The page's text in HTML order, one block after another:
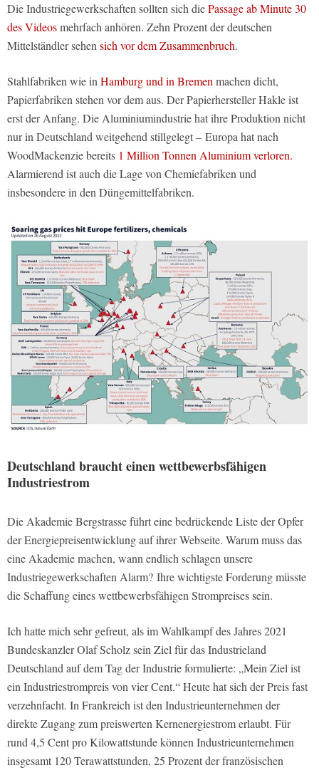
Die Industriegewerkschaften sollten sich diePassage ab Minute 30
des Videosmehrfach anhören. Zehn Prozent der deutschen
Mittelständler sehensich vor dem Zusammenbruch.
Stahlfabriken wie inHamburg und in Bremenmachen dicht,
Papierfabriken stehen vor dem aus. Der Papierhersteller Hakle ist
erst der Anfang. Die Aluminiumindustrie hat ihre Produktion nicht
nur in Deutschland weitgehend stillgelegt – Europa hat nach
WoodMackenzie bereits 1 Million Tonnen Aluminium verloren.
Alarmierend ist auch die Lage von Chemiefabriken und
insbesondere in den Düngemittelfabriken.
Deutschland braucht einen wettbewerbsfähigen
Industriestrom
Die Akademie Bergstrasse führt eine bedrückende Liste der Opfer
der Energiepreisentwicklung auf ihrer Webseite. Warum muss das
eine Akademie machen, wann endlich schlagen unsere
Industriegewerkschaften Alarm? Ihre wichtigste Forderung müsste
die Schaffung eines wettbewerbsfähigen Strompreises sein.
Ich hatte mich sehr gefreut, als im Wahlkampf des Jahres 2021
Bundeskanzler Olaf Scholz sein Ziel für das Industrieland
Deutschland auf dem Tag der Industrie formulierte: „Mein Ziel ist
ein Industriestrompreis von vier Cent.“ Heute hat sich der Preis fast
verzehnfacht. In Frankreich ist den Industrieunternehmen der
direkte Zugang zum preiswerten Kernenergiestrom erlaubt. Für
rund 4,5 Cent pro Kilowattstunde können Industrieunternehmen
insgesamt 120 Terawattstunden, 25 Prozent der französischen